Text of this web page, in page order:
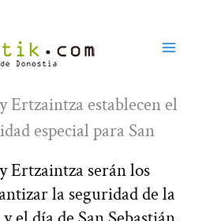
establecen el
especial para San
Ertzaintza serán los
la seguridad de la